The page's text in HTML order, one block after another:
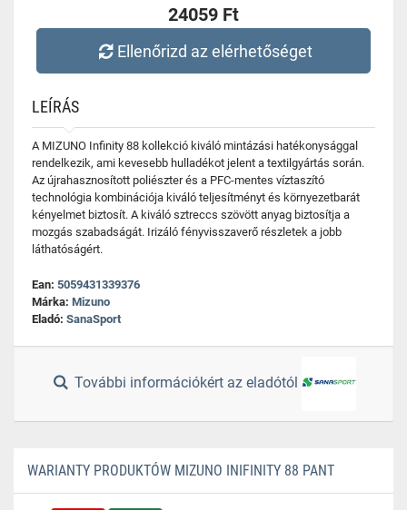
24059 Ft
Ellenőrizd az elérhetőséget
LEÍRÁS
A MIZUNO Infinity 88 kollekció kiváló mintázási hatékonysággal
rendelkezik, ami kevesebb hulladékot jelent a textilgyártás során.
Az újrahasznosított poliészter és a PFC-mentes víztaszító
technológia kombinációja kiváló teljesítményt és környezetbarát
kényelmet biztosít. A kiváló sztreccs szövött anyag biztosítja a
mozgás szabadságát. Irizáló fényvisszaverő részletek a jobb
láthatóságért.
Ean: 5059431339376
Márka: Mizuno
Eladó: SanaSport
További információkért az eladótól
WARIANTY PRODUKTÓW MIZUNO INIFINITY 88 PANT